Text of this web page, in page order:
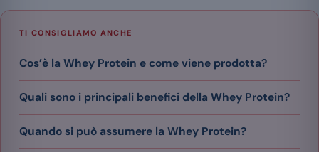
TI CONSIGLIAMO ANCHE
Cos’è la Whey Protein e come viene prodotta?
Quali sono i principali benefici della Whey Protein?
Quando si può assumere la Whey Protein?